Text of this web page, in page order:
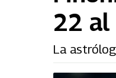
22 al
La